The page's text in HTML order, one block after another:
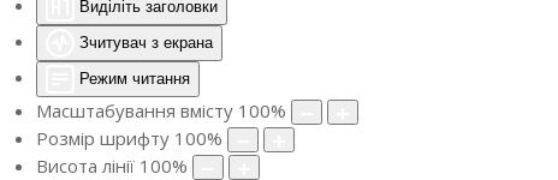
Виділіть заголовки
Зчитувач з екрана
Режим читання
Масштабування вмісту 100%
Розмір шрифту 100%
Висота лінії 100%